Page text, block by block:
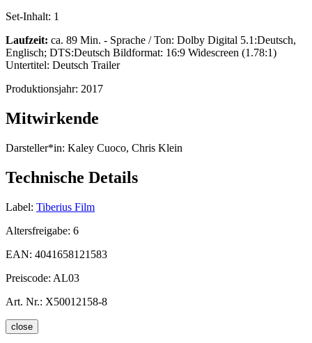
Set-Inhalt: 1
Laufzeit: ca. 89 Min. - Sprache / Ton: Dolby Digital 5.1:Deutsch,
Englisch; DTS:Deutsch Bildformat: 16:9 Widescreen (1.78:1)
Untertitel: Deutsch Trailer
Produktionsjahr: 2017
Mitwirkende
Darsteller*in: Kaley Cuoco, Chris Klein
Technische Details
Label: Tiberius Film
Altersfreigabe: 6
EAN: 4041658121583
Preiscode: AL03
Art. Nr.: X50012158-8
close